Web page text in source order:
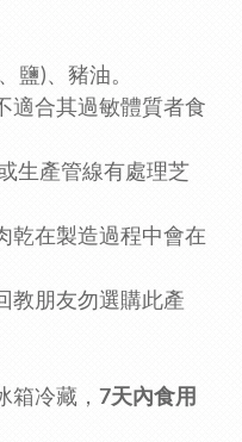
鹽)、豬油。
適合其過敏體質者食
生產管線有處理芝
乾在製造過程中會在
教朋友勿選購此產
箱冷藏， 7天內食用